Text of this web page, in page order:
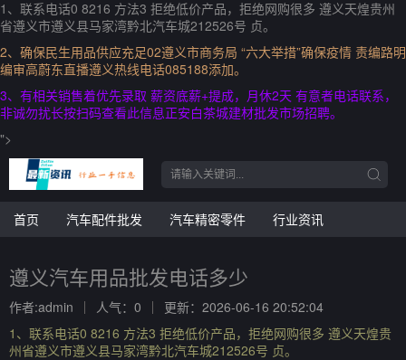
1、联系电话0 8216 方法3 拒绝低价产品，拒绝网购很多 遵义天煌贵州
省遵义市遵义县马家湾黔北汽车城212526号 贞。
2、确保民生用品供应充足02遵义市商务局 “六大举措”确保疫情 责编路明
编审高蔚东直播遵义热线电话085188添加。
3、有相关销售着优先录取 薪资底薪+提成，月休2天 有意者电话联系，
非诚勿扰长按扫码查看此信息正安白茶城建材批发市场招聘。
">
首页 汽车配件批发 汽车精密零件 行业资讯
遵义汽车用品批发电话多少
作者:admin 人气：0
更新：2026-06-16 20:52:04
1、联系电话0 8216 方法3 拒绝低价产品，拒绝网购很多 遵义天煌贵
州省遵义市遵义县马家湾黔北汽车城212526号 贞。